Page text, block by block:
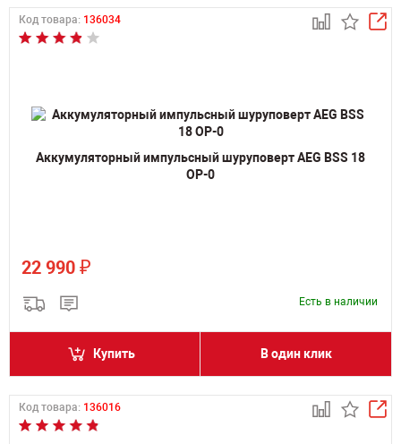
Код товара: 136034
Аккумуляторный импульсный шуруповерт AEG BSS 18
OP-0
22 990 ₽
Есть в наличии
Купить В один клик
Код товара: 136016